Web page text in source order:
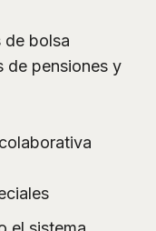
de bolsa
de pensiones y